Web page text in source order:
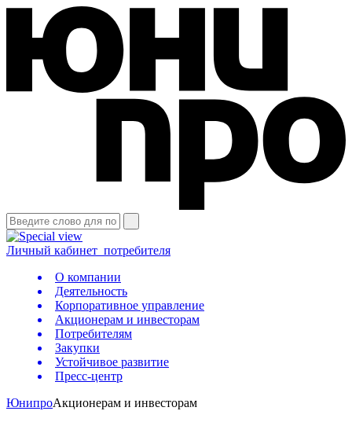
Личный кабинет потребителя
О компании
Деятельность
Корпоративное управление
Акционерам и инвесторам
Потребителям
Закупки
Устойчивое развитие
Пресс-центр
ЮнипроАкционерам и инвесторам